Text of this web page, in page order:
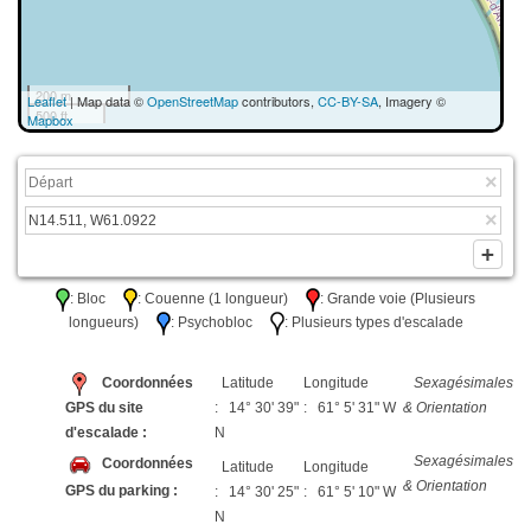
200 m
500 ft
Leaflet| Map data ©OpenStreetMapcontributors, CC-BY-SA, Imagery ©
Mapbox
: Bloc : Couenne (1 longueur)
: Grande voie (Plusieurs
longueurs)
: Psychobloc : Plusieurs types d'escalade
Coordonnées
GPS du site
d'escalade :
Latitude
: 14° 30' 39"
N
Longitude
: 61° 5' 31" W
Sexagésimales
& Orientation
Coordonnées
GPS du parking :
Latitude
: 14° 30' 25"
N
Longitude
: 61° 5' 10" W
Sexagésimales
& Orientation